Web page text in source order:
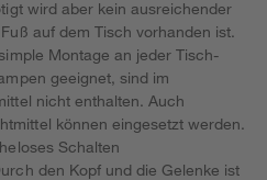
wird aber kein ausreichender
auf dem Tisch vorhanden ist.
Montage an jeder Tisch-
geeignet, sind im
nicht enthalten. Auch
können eingesetzt werden.
Schalten
den Kopf und die Gelenke ist